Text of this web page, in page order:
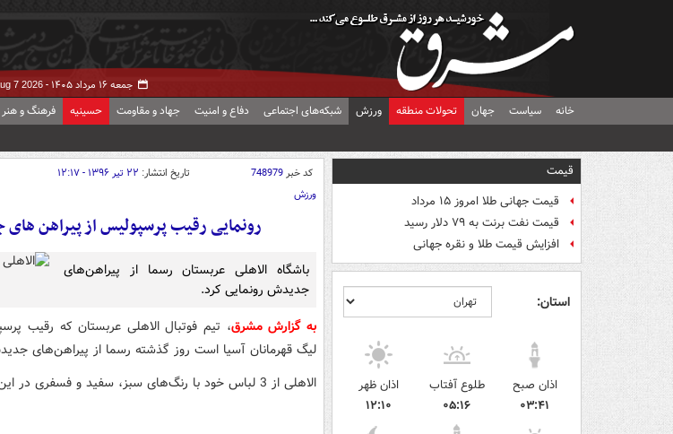
جمعه ۱۶ مرداد ۱۴۰۵ - 7 2026
خانه سیاست جهان تحولات منطقه ورزش شبکه‌های اجتماعی دفاع و امنیت جهاد و مقاومت حسینیه فرهنگ و هنر
قیمت
قیمت جهانی طلا امروز ۱۵ مرداد
قیمت نفت برنت به ۷۹ دلار رسید
افزایش قیمت طلا و نقره جهانی
استان:
اذان صبح
۰۳:۴۱
طلوع آفتاب
۰۵:۱۶
اذان ظهر
۱۲:۱۰
کد خبر748979 تاریخ انتشار: ۲۲ تیر ۱۳۹۶ - ۱۲:۱۷
ورزش
رونمایی رقیب پرسپولیس از پیراهن
باشگاه الاهلی عربستان رسما از پیراهن‌های
جدیدش رونمایی کرد.
به گزارش مشرق، تیم فوتبال الاهلی عربستان که رقیب
لیگ قهرمانان آسیا است روز گذشته رسما از پیراهن‌های
الاهلی از 3 لباس خود با رنگ‌های سبز، سفید و فسفری در این مراسم رونمایی کرد.